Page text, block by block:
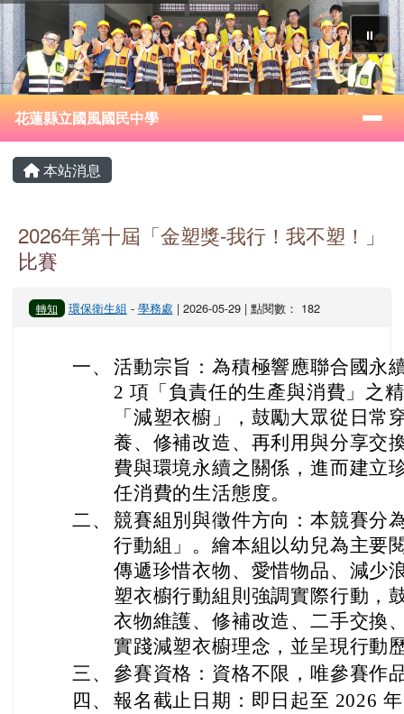
跳至主內容區
花蓮縣立國風國民中學
⏸
導覽列
花蓮縣立國風國民中學
主內容區域
本站消息
2026年第十屆「金塑獎-我行！我不塑！」
比賽
轉知 環保衛生組 - 學務處 | 2026-05-29 | 點閱數： 182
一、 活動宗旨：為積極響應聯合國永
2 項「負責任的生產與消費」之
「減塑衣櫥」，鼓勵大眾從日常
養、修補改造、再利用與分享交
費與環境永續之關係，進而建立
任消費的生活態度。
二、 競賽組別與徵件方向：本競賽分
行動組」。繪本組以幼兒為主要
傳遞珍惜衣物、愛惜物品、減少
塑衣櫥行動組則強調實際行動，
衣物維護、修補改造、二手交換
實踐減塑衣櫥理念，並呈現行動
三、 參賽資格：資格不限，唯參賽作
四、 報名截止日期：即日起至 2026
頁尾區域